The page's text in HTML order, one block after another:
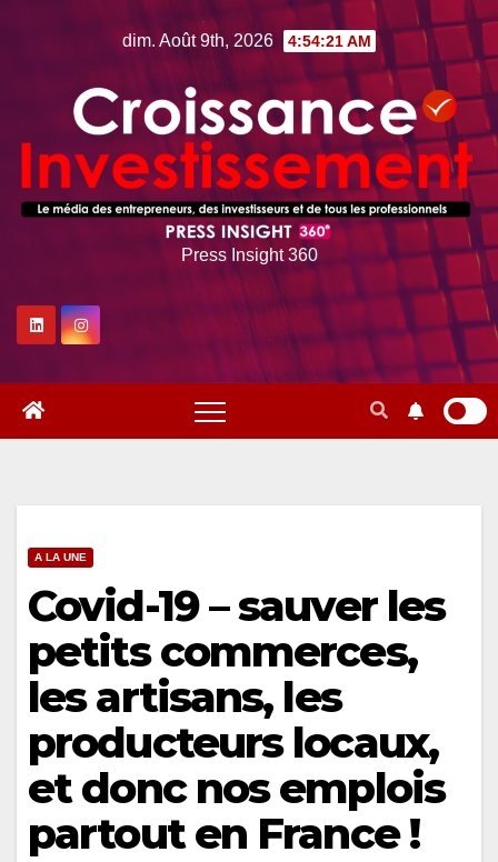
dim. Août 9th, 2026 4:54:22 AM
Press Insight 360
A LA UNE
Covid-19 – sauver les
petits commerces,
les artisans, les
producteurs locaux,
et donc nos emplois
partout en France !